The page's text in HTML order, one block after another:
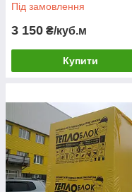
Під замовлення
3 150 ₴/куб.м
Купити